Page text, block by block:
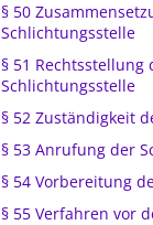
§ 50
Schlichtungsstelle
§ 51
Schlichtungsstelle
§ 52 Zuständigkeit
§ 53 Anrufung der
§ 54 Vorbereitung
§ 55 Verfahren vor